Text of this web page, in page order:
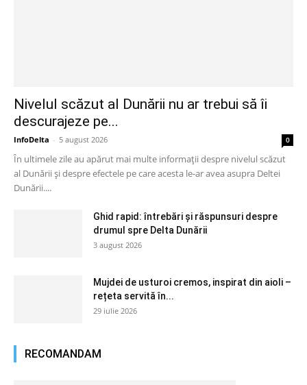
Nivelul scăzut al Dunării nu ar trebui să îi
descurajeze pe...
InfoDelta - 5 august 2026 0
În ultimele zile au apărut mai multe informații despre nivelul scăzut
al Dunării și despre efectele pe care acesta le-ar avea asupra Deltei
Dunării....
Ghid rapid: întrebări și răspunsuri despre
drumul spre Delta Dunării
3 august 2026
Mujdei de usturoi cremos, inspirat din aioli –
rețeta servită în...
29 iulie 2026
RECOMANDAM